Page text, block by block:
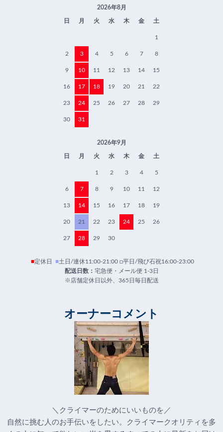
2026年8月
日 月 火 水 木 金 土
1
2 3 4 5 6 7 8
9 10 11 12 13 14 15
16 17 18 19 20 21 22
23 24 25 26 27 28 29
30 31
2026年9月
日 月 火 水 木 金 土
1 2 3 4 5
6 7 8 9 10 11 12
13 14 15 16 17 18 19
20 21 22 23 24 25 26
27 28 29 30
■定休日 ■土日/連休11:00-21:00 □平日/飛び石祝16:00-23:00
配送日数： 宅急便・メール便 1-3日
※店舗定休日以外、365日毎日配送
オーナーコメント
＼クライマーのためにいいものを／
自然に挑む人のお手伝いをしたい。クライマークオリティを多